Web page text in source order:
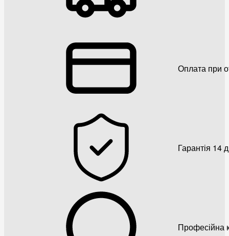
Оплата при
Гарантія 14
Професійна